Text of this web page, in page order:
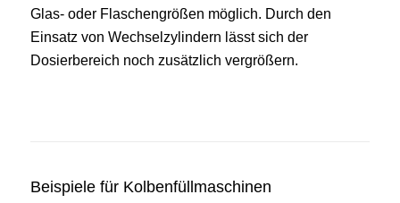
Glas- oder Flaschengrößen möglich. Durch den
Einsatz von Wechselzylindern lässt sich der
Dosierbereich noch zusätzlich vergrößern.
Beispiele für Kolbenfüllmaschinen